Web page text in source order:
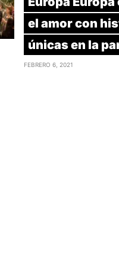
el amor con
únicas en la
FEBRERO 6, 2021